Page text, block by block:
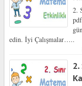
2.
edin. İyi Çalışmalar…..
2.